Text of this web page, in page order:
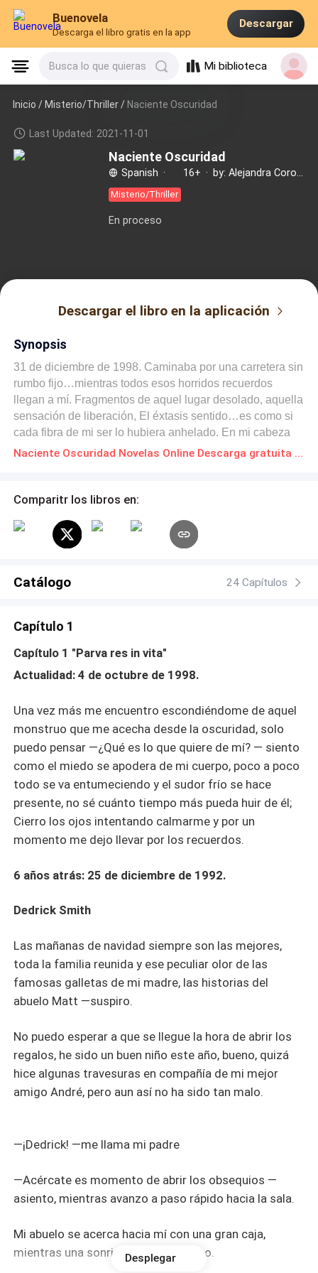
Buenovela
Descarga el libro gratis en la app
Descargar
Busca lo que quieras Mi biblioteca
Inicio /Misterio/Thriller/ Naciente Oscuridad
Last Updated: 2021-11-01
Naciente Oscuridad
Spanish · 16+ ·
Misterio/Thriller
En proceso
Descargar el libro en la aplicación
Synopsis
31 de diciembre de 1998. Caminaba por una carretera sin
rumbo fijo…mientras todos esos horridos recuerdos
llegan a mí. Fragmentos de aquel lugar desolado, aquella
sensación de liberación, El éxtasis sentido…es como si
cada fibra de mi ser lo hubiera anhelado. En mi cabeza
solo rondan miles de interrogantes, ¿Siempre estuvo
Naciente Oscuridad Novelas Online Descarga gratuita de PDF
Comparitr los libros en:
Catálogo 24 Capítulos
Capítulo 1
Capítulo 1 "Parva res in vita"
Actualidad: 4 de octubre de 1998.
Una vez más me encuentro escondiéndome de aquel
monstruo que me acecha desde la oscuridad, solo
puedo pensar —¿Qué es lo que quiere de mí? — siento
como el miedo se apodera de mi cuerpo, poco a poco
todo se va entumeciendo y el sudor frío se hace
presente, no sé cuánto tiempo más pueda huir de él;
Cierro los ojos intentando calmarme y por un
momento me dejo llevar por los recuerdos.
6 años atrás: 25 de diciembre de 1992.
Dedrick Smith
Las mañanas de navidad siempre son las mejores,
toda la familia reunida y ese peculiar olor de las
famosas galletas de mi madre, las historias del
abuelo Matt —suspiro.
No puedo esperar a que se llegue la hora de abrir los
regalos, he sido un buen niño este año, bueno, quizá
hice algunas travesuras en compañía de mi mejor
amigo André, pero aun así no ha sido tan malo.
—¡Dedrick! —me llama mi padre
—Acércate es momento de abrir los obsequios —
asiento, mientras avanzo a paso rápido hacia la sala.
Mi abuelo se acerca hacia mí con una gran caja,
mientras una sonrisa surca su rostro.
Desplegar